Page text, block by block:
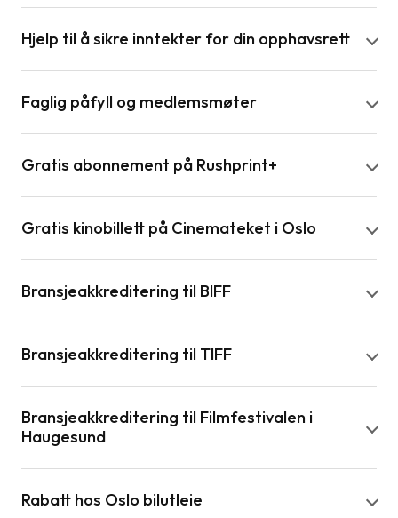
Hjelp til å sikre inntekter for din opphavsrett
Faglig påfyll og medlemsmøter
Gratis abonnement på Rushprint+
Gratis kinobillett på Cinemateket i Oslo
Bransjeakkreditering til BIFF
Bransjeakkreditering til TIFF
Bransjeakkreditering til Filmfestivalen i
Haugesund
Rabatt hos Oslo bilutleie